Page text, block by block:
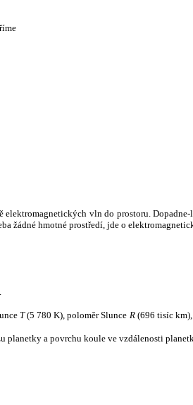
vln do prostoru.
žádné hmotné prostředí, jde o
T(5 780 K), poloměr Slunce R(696 tisíc
planetky a povrchu koule ve vzdálenosti